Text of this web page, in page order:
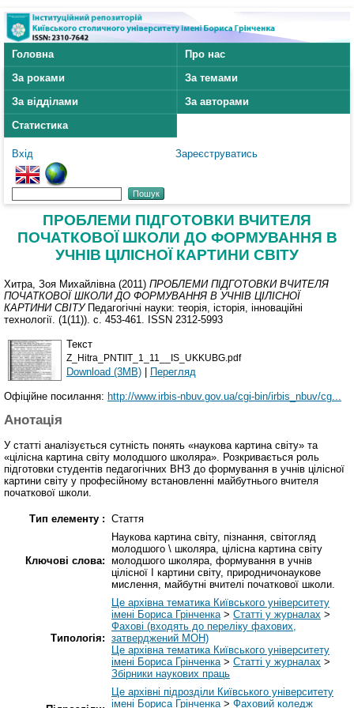
Головна
Про нас
За роками
За темами
За відділами
За авторами
Статистика
Вхід Зареєструватись
ПРОБЛЕМИ ПІДГОТОВКИ ВЧИТЕЛЯ
ПОЧАТКОВОЇ ШКОЛИ ДО ФОРМУВАННЯ В
УЧНІВ ЦІЛІСНОЇ КАРТИНИ СВІТУ
Хитра, Зоя Михайлівна (2011) ПРОБЛЕМИ ПІДГОТОВКИ ВЧИТЕЛЯ
ПОЧАТКОВОЇ ШКОЛИ ДО ФОРМУВАННЯ В УЧНІВ ЦІЛІСНОЇ
КАРТИНИ СВІТУПедагогічні науки: теорія, історія, інноваційні
технології. (1(11)). с. 453-461. ISSN 2312-5993
Текст
Z_Hitra_PNTIIT_1_11__IS_UKKUBG.pdf
Download (3MB) | Перегляд
Офіційне посилання: http://www.irbis-nbuv.gov.ua/cgi-bin/irbis_nbuv/cg...
Анотація
У статті аналізується сутність понять «наукова картина світу» та
«цілісна картина світу молодшого школяра». Розкривається роль
підготовки студентів педагогічних ВНЗ до формування в учнів цілісної
картини світу у професійному встановленні майбутнього вчителя
початкової школи.
Тип елементу : Стаття
Ключові слова:
Наукова картина світу, пізнання, світогляд
молодшого \ школяра, цілісна картина світу
молодшого школяра, формування в учнів
цілісної І картини світу, природничонаукове
мислення, майбутні вчителі початкової школи.
Типологія:
Це архівна тематика Київського університету
імені Бориса Грінченка> Статті у журналах >
Фахові (входять до переліку фахових,
затверджений МОН)
Це архівна тематика Київського університету
імені Бориса Грінченка> Статті у журналах >
Збірники наукових праць
Це архівні підрозділи Київського університету
імені Бориса Грінченка> Фаховий коледж